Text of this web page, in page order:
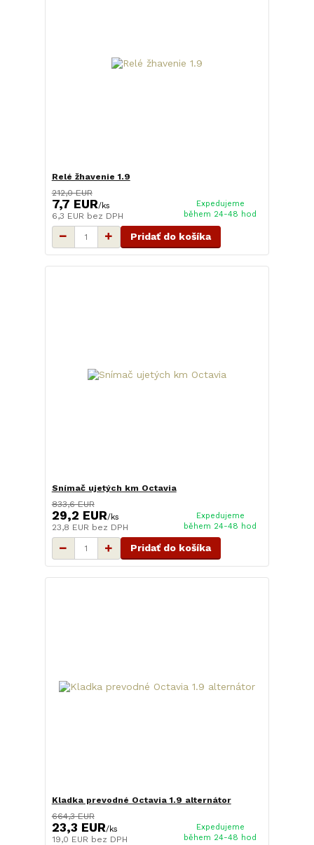
Relé žhavenie 1.9
212,0 EUR
7,7 EUR/ks
6,3 EUR bez DPH
Expedujeme
během 24-48 hod
Pridať do košíka
Snímač ujetých km Octavia
833,6 EUR
29,2 EUR/ks
23,8 EUR bez DPH
Expedujeme
během 24-48 hod
Pridať do košíka
Kladka prevodné Octavia 1.9 alternátor
664,3 EUR
23,3 EUR/ks
19,0 EUR bez DPH
Expedujeme
během 24-48 hod